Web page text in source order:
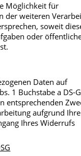
Möglichkeit für
der weiteren
soweit
oder
Daten auf
1 Buchstabe a DS-
entsprechenden
aufgrund
Ihres Widerrufs